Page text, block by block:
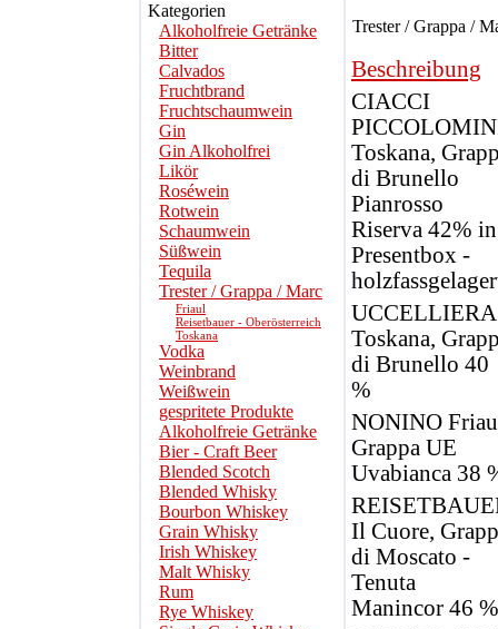
Kategorien
Alkoholfreie Getränke
Bitter
Calvados
Fruchtbrand
Fruchtschaumwein
Gin
Gin Alkoholfrei
Likör
Roséwein
Rotwein
Schaumwein
Süßwein
Tequila
Trester / Grappa / Marc
Friaul
Reisetbauer - Oberösterreich
Toskana
Vodka
Weinbrand
Weißwein
gespritete Produkte
Alkoholfreie Getränke
Bier - Craft Beer
Blended Scotch
Blended Whisky
Bourbon Whiskey
Grain Whisky
Irish Whiskey
Malt Whisky
Rum
Rye Whiskey
Trester / Grappa /
Beschreibung
CIACCI
Toskana,
di Brunello
Pianrosso
Riserva 42% in
Presentbox -
UCCELLIERA
Toskana,
di Brunello 40
%
NONINO
Grappa UE
Uvabianca 38
Il Cuore,
di Moscato -
Tenuta
Manincor 46 %